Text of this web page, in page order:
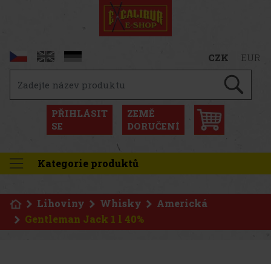
CZK EUR
PŘIHLÁSIT
SE
ZEMĚ
DORUČENÍ
Kategorie produktů
Lihoviny Whisky
Americká
Gentleman Jack 1 l 40%